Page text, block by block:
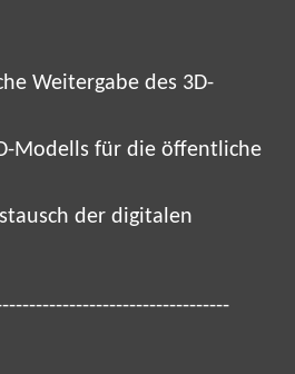
Weitergabe des 3D-
Modells für die öffentliche
der digitalen